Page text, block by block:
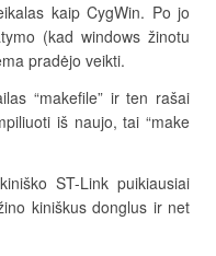
kaip CygWin. Po jo
(kad windows žinotu
pradėjo veikti.
“makefile” ir ten rašai
iš naujo, tai “make
ST-Link puikiausiai
kiniškus donglus ir net